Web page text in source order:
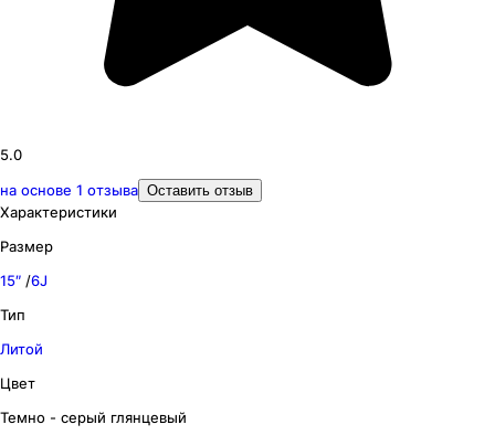
5.0
на основе 1 отзыва Оставить отзыв
Характеристики
Размер
15″ /6J
Тип
Литой
Цвет
Темно - серый глянцевый